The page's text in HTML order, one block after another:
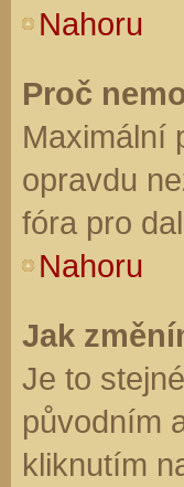
Nahoru
Proč
Maximální
opravdu
fóra pro
Nahoru
Jak
Je to
původním
kliknutím